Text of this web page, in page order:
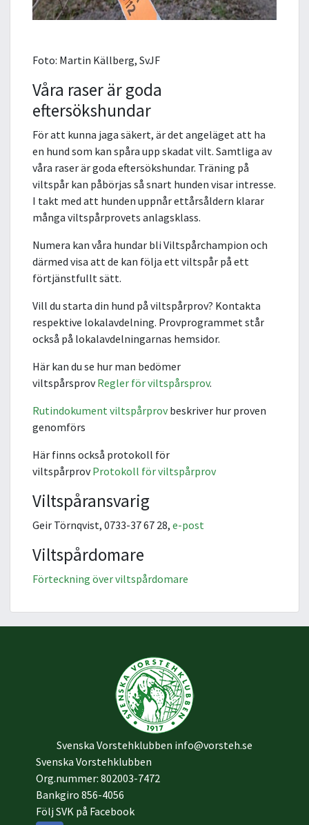
Foto: Martin Källberg, SvJF
Våra raser är goda
eftersökshundar
För att kunna jaga säkert, är det angeläget att ha
en hund som kan spåra upp skadat vilt. Samtliga av
våra raser är goda eftersökshundar. Träning på
viltspår kan påbörjas så snart hunden visar intresse.
I takt med att hunden uppnår ettårsåldern klarar
många viltspårprovets anlagsklass.
Numera kan våra hundar bli Viltspårchampion och
därmed visa att de kan följa ett viltspår på ett
förtjänstfullt sätt.
Vill du starta din hund på viltspårprov? Kontakta
respektive lokalavdelning. Provprogrammet står
också på lokalavdelningarnas hemsidor.
Här kan du se hur man bedömer
viltspårsprovRegler för viltspårsprov.
Rutindokument viltspårprovbeskriver hur proven
genomförs
Här finns också protokoll för
viltspårprovProtokoll för viltspårprov
Viltspåransvarig
Geir Törnqvist, 0733-37 67 28, e-post
Viltspårdomare
Förteckning över viltspårdomare
Svenska Vorstehklubben info@vorsteh.se
Svenska Vorstehklubben
Org.nummer: 802003-7472
Bankgiro 856-4056
Följ SVK på Facebook